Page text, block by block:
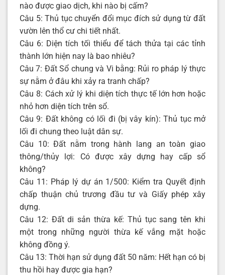
nào được giao dịch, khi nào bị cấm?
Câu 5: Thủ tục chuyển đổi mục đích sử dụng từ đất
vườn lên thổ cư chi tiết nhất.
Câu 6: Diện tích tối thiểu để tách thửa tại các tỉnh
thành lớn hiện nay là bao nhiêu?
Câu 7: Đất Sổ chung và Vi bằng: Rủi ro pháp lý thực
sự nằm ở đâu khi xảy ra tranh chấp?
Câu 8: Cách xử lý khi diện tích thực tế lớn hơn hoặc
nhỏ hơn diện tích trên sổ.
Câu 9: Đất không có lối đi (bị vây kín): Thủ tục mở
lối đi chung theo luật dân sự.
Câu 10: Đất nằm trong hành lang an toàn giao
thông/thủy lợi: Có được xây dựng hay cấp sổ
không?
Câu 11: Pháp lý dự án 1/500: Kiểm tra Quyết định
chấp thuận chủ trương đầu tư và Giấy phép xây
dựng.
Câu 12: Đất di sản thừa kế: Thủ tục sang tên khi
một trong những người thừa kế vắng mặt hoặc
không đồng ý.
Câu 13: Thời hạn sử dụng đất 50 năm: Hết hạn có bị
thu hồi hay được gia hạn?